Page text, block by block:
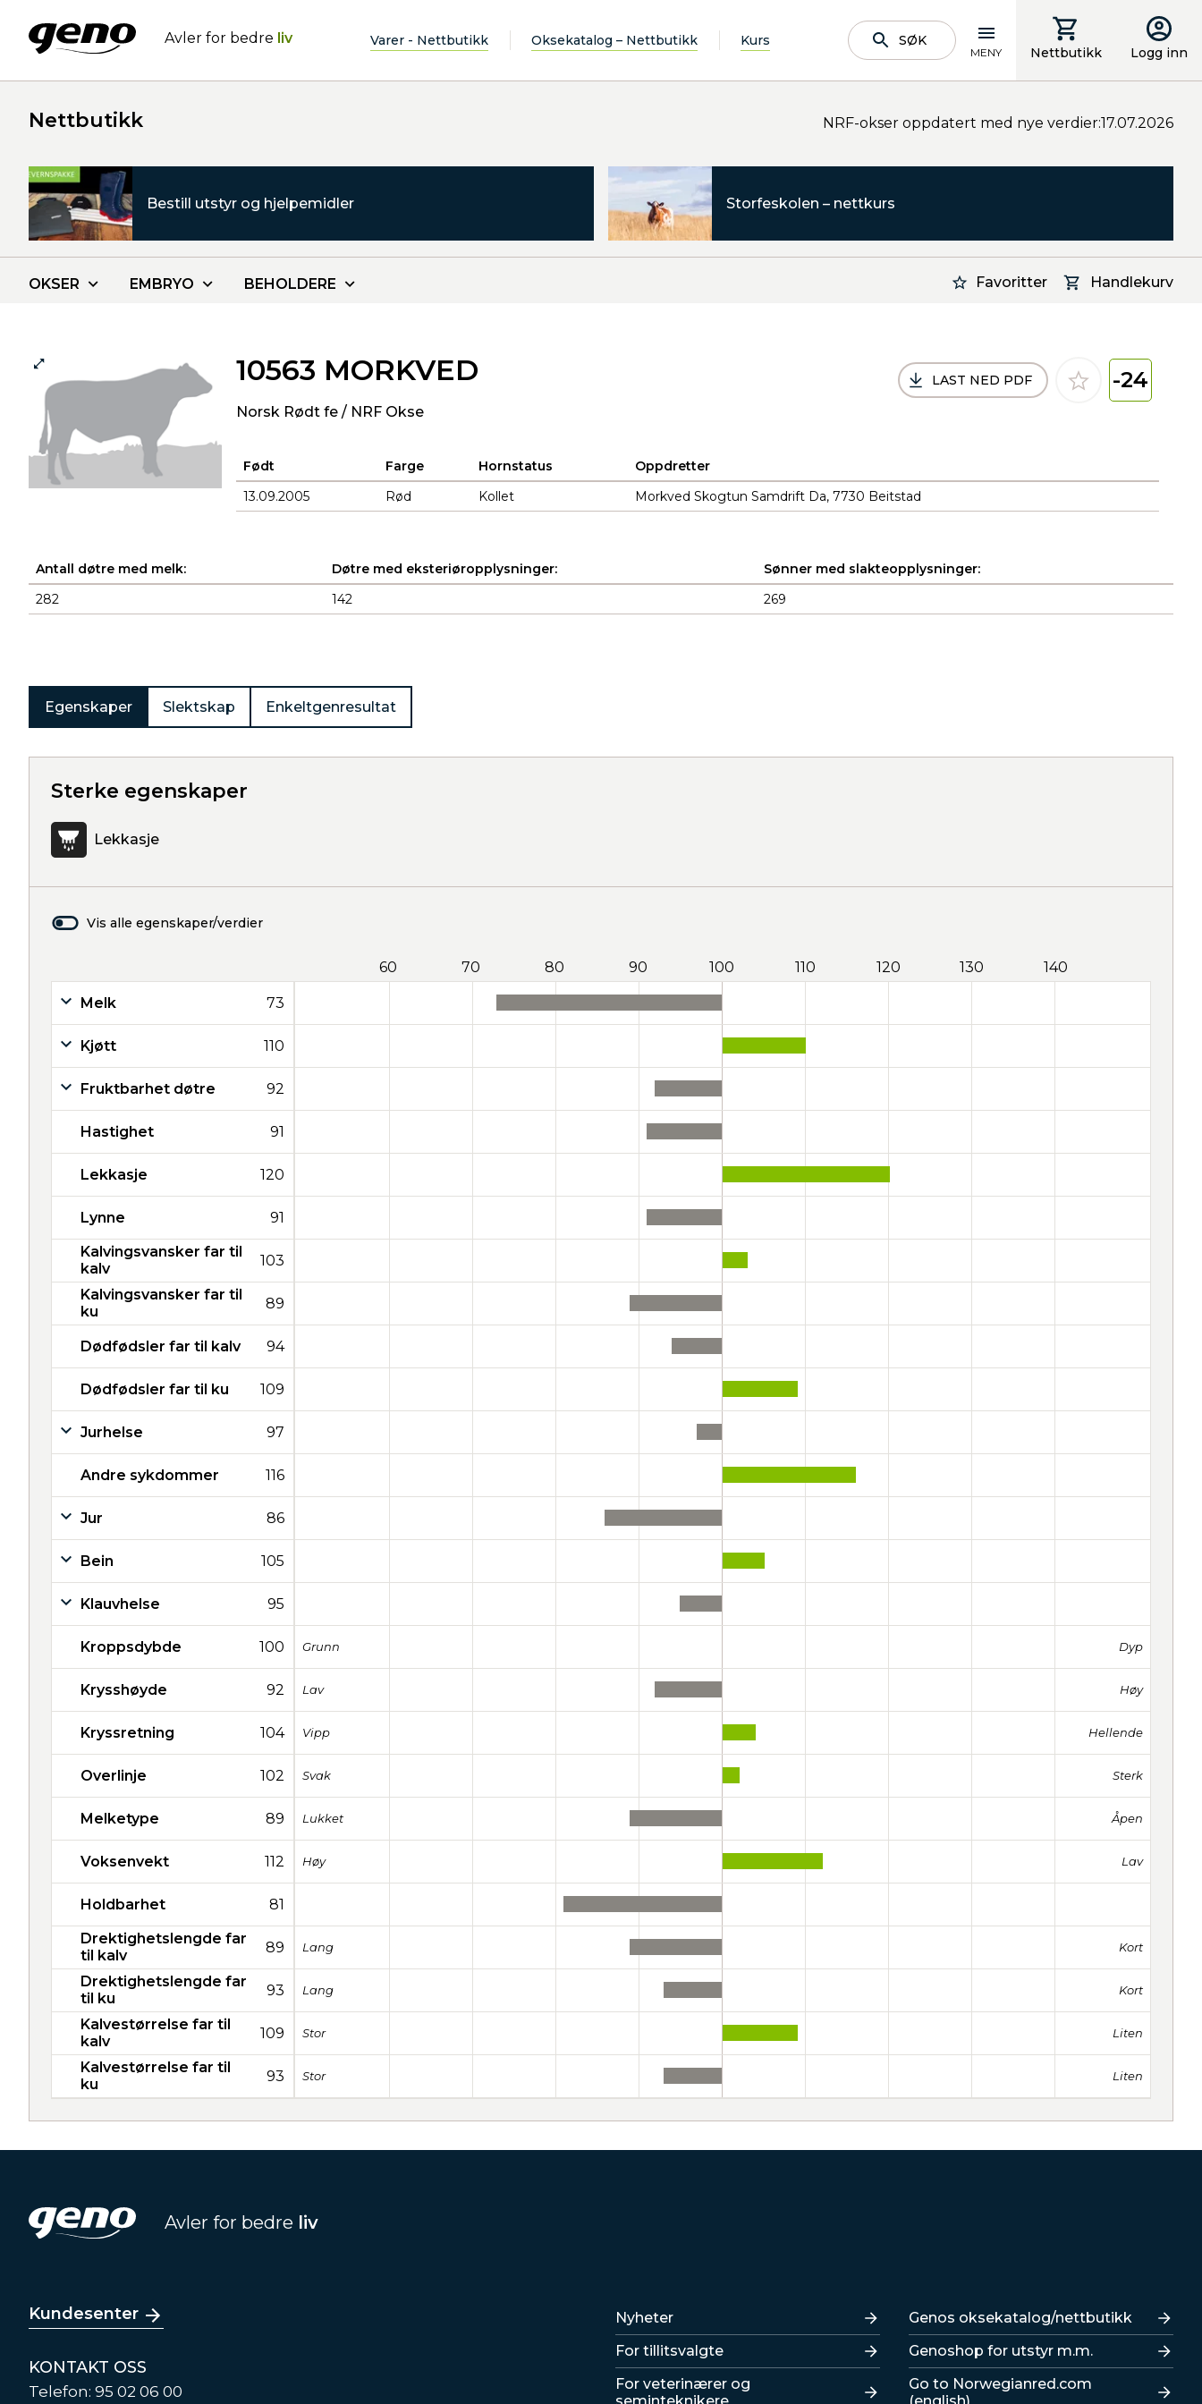
Avler for bedre liv Varer - Nettbutikk Oksekatalog – Nettbutikk Kurs SØK
MENY Nettbutikk Logg inn
Nettbutikk NRF-okser oppdatert med nye verdier:17.07.2026
Bestill utstyr og hjelpemidler Storfeskolen – nettkurs
Favoritter Handlekurv
OKSER EMBRYO BEHOLDERE
10563 MORKVED
Norsk Rødt fe / NRF Okse
LAST NED PDF -24
Født Farge Hornstatus
Oppdretter
13.09.2005
Rød Kollet Morkved Skogtun Samdrift Da, 7730 Beitstad
Antall døtre med melk: Døtre med eksteriøropplysninger:
Sønner med slakteopplysninger:
282
142 269
Egenskaper Slektskap Enkeltgenresultat
Sterke egenskaper
Lekkasje
Vis alle egenskaper/verdier
60 70 80 90 100 110 120 130 140
Melk 73
Kjøtt 110
Fruktbarhet døtre 92
Hastighet 91
Lekkasje 120
Lynne 91
Kalvingsvansker far til
kalv
103
Kalvingsvansker far til
ku
89
Dødfødsler far til kalv 94
Dødfødsler far til ku 109
Jurhelse 97
Andre sykdommer 116
Jur 86
Bein 105
Klauvhelse 95
Kroppsdybde 100 Grunn Dyp
Krysshøyde 92 Lav Høy
Kryssretning 104 Vipp Hellende
Overlinje 102 Svak Sterk
Melketype 89 Lukket Åpen
Voksenvekt 112 Høy Lav
Holdbarhet 81
Drektighetslengde far
til kalv
89 Lang Kort
Drektighetslengde far
til ku
93 Lang Kort
Kalvestørrelse far til
kalv
109 Stor Liten
Kalvestørrelse far til
ku
93 Stor Liten
Avler for bedre liv
Kundesenter
KONTAKT OSS
Telefon: 95 02 06 00
Lenker
Nyheter
For tillitsvalgte
For veterinærer og
seminteknikere
Lenker
Genos oksekatalog/nettbutikk
Genoshop for utstyr m.m.
Go to Norwegianred.com
(english)